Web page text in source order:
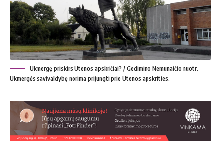
Ukmergę priskirs Utenos apskričiai? / Gedimino Nemunaičio nuotr.
Ukmergės savivaldybę norima prijungti prie Utenos apskrities.